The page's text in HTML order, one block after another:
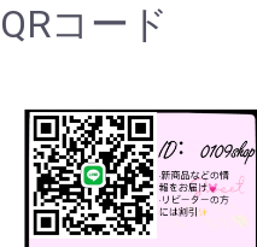
QRコード